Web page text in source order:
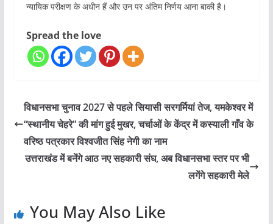
न्यायिक परीक्षण के अधीन हैं और उन पर अंतिम निर्णय आना बाकी है।
Spread the love
विधानसभा चुनाव 2027 से पहले सियासी सरगर्मियां तेज, यमकेश्वर में
“स्थानीय चेहरे” की मांग हुई मुखर, चर्चाओं के केंद्र में कस्याली गाँव के
वरिष्ठ पत्रकार विश्वजीत सिंह नेगी का नाम
उत्तराखंड में बनेंगे आठ नए सहकारी संघ, अब विधानसभा स्तर पर भी
लगेंगे सहकारी मेले
You May Also Like